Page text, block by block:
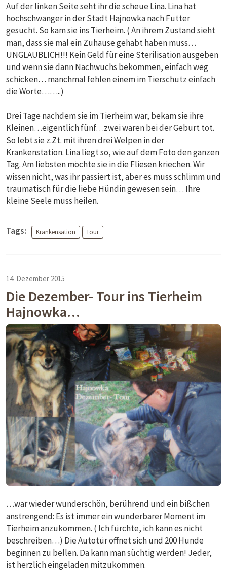
Auf der linken Seite seht ihr die scheue Lina. Lina hat
hochschwanger in der Stadt Hajnowka nach Futter
gesucht. So kam sie ins Tierheim. ( An ihrem Zustand sieht
man, dass sie mal ein Zuhause gehabt haben muss…
UNGLAUBLICH!!! Kein Geld für eine Sterilisation ausgeben
und wenn sie dann Nachwuchs bekommen, einfach weg
schicken… manchmal fehlen einem im Tierschutz einfach
die Worte……..)
Drei Tage nachdem sie im Tierheim war, bekam sie ihre
Kleinen…eigentlich fünf…zwei waren bei der Geburt tot.
So lebt sie z.Zt. mit ihren drei Welpen in der
Krankenstation. Lina liegt so, wie auf dem Foto den ganzen
Tag. Am liebsten möchte sie in die Fliesen kriechen. Wir
wissen nicht, was ihr passiert ist, aber es muss schlimm und
traumatisch für die liebe Hündin gewesen sein… Ihre
kleine Seele muss heilen.
Tags: Krankensation Tour
14. Dezember 2015
Die Dezember- Tour ins Tierheim
Hajnowka…
…war wieder wunderschön, berührend und ein bißchen
anstrengend: Es ist immer ein wunderbarer Moment im
Tierheim anzukommen. ( Ich fürchte, ich kann es nicht
beschreiben…) Die Autotür öffnet sich und 200 Hunde
beginnen zu bellen. Da kann man süchtig werden! Jeder,
ist herzlich eingeladen mitzukommen.